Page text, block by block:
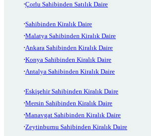
Çorlu Sahibinden Satılık Daire
Sahibinden Kiralık Daire
Malatya Sahibinden Kiralık Daire
Ankara Sahibinden Kiralık Daire
Konya Sahibinden Kiralık Daire
Antalya Sahibinden Kiralık Daire
Eskişehir Sahibinden Kiralık Daire
Mersin Sahibinden Kiralık Daire
Manavgat Sahibinden Kiralık Daire
Zeytinburnu Sahibinden Kiralık Daire